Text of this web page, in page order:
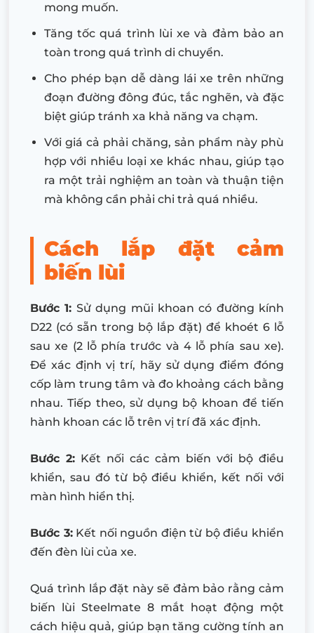
mong muốn.
Tăng tốc quá trình lùi xe và đảm bảo an
toàn trong quá trình di chuyển.
Cho phép bạn dễ dàng lái xe trên những
đoạn đường đông đúc, tắc nghẽn, và đặc
biệt giúp tránh xa khả năng va chạm.
Với giá cả phải chăng, sản phẩm này phù
hợp với nhiều loại xe khác nhau, giúp tạo
ra một trải nghiệm an toàn và thuận tiện
mà không cần phải chi trả quá nhiều.
Cách lắp đặt cảm
biến lùi
Bước 1: Sử dụng mũi khoan có đường kính
D22 (có sẵn trong bộ lắp đặt) để khoét 6 lỗ
sau xe (2 lỗ phía trước và 4 lỗ phía sau xe).
Để xác định vị trí, hãy sử dụng điểm đóng
cốp làm trung tâm và đo khoảng cách bằng
nhau. Tiếp theo, sử dụng bộ khoan để tiến
hành khoan các lỗ trên vị trí đã xác định.
Bước 2: Kết nối các cảm biến với bộ điều
khiển, sau đó từ bộ điều khiển, kết nối với
màn hình hiển thị.
Bước 3:Kết nối nguồn điện từ bộ điều khiển
đến đèn lùi của xe.
Quá trình lắp đặt này sẽ đảm bảo rằng cảm
biến lùi Steelmate 8 mắt hoạt động một
cách hiệu quả, giúp bạn tăng cường tính an